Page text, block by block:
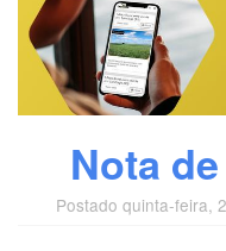
Nota
Postado quinta-feira,